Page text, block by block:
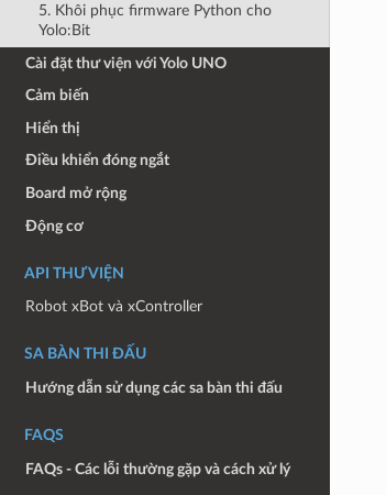
5. Khôi phục firmware Python cho
Yolo:Bit
Cài đặt thư viện với Yolo UNO
Cảm biến
Hiển thị
Điều khiển đóng ngắt
Board mở rộng
Động cơ
API THƯ VIỆN
Robot xBot và xController
SA BÀN THI ĐẤU
Hướng dẫn sử dụng các sa bàn thi đấu
FAQS
FAQs - Các lỗi thường gặp và cách xử lý